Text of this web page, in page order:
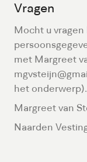
Vragen
Mocht u
met Margreet
het onderwerp).
Margreet van
Naarden